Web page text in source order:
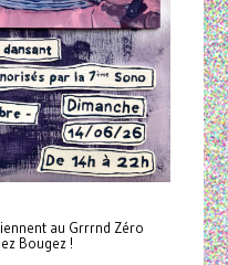
au Grrrnd Zéro
Bougez !